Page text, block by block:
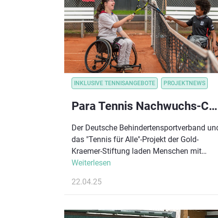
INKLUSIVE TENNISANGEBOTE PROJEKTNEWS
Para Tennis Nachwuchs-Camp: 23.-24.08.2025 in Köln
Der Deutsche Behindertensportverband
das "Tennis für Alle"-Projekt der Gold-
Kraemer-Stiftung laden Menschen mit
Behinderung zwischen 7 und 27 Jahren zu
Besondere und ein Novum für Deutschland:
Disziplinen werden gleichzeitig an diesem
Weiterlesen
22.04.25